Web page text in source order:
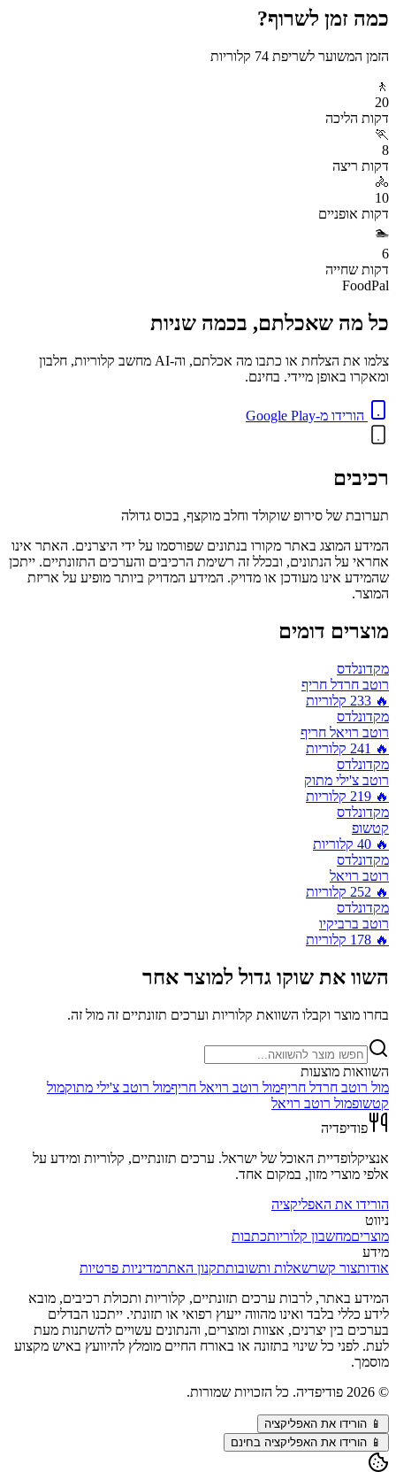
כמה זמן לשרוף?
הזמן המשוער לשריפת 74 קלוריות
🚶
20
דקות הליכה
🏃
8
דקות ריצה
🚴
10
דקות אופניים
🏊
6
דקות שחייה
FoodPal
כל מה שאכלתם, בכמה שניות
צלמו את הצלחת או כתבו מה אכלתם, וה-AI מחשב קלוריות, חלבון
ומאקרו באופן מיידי. בחינם.
הורידו מ-Google Play
רכיבים
תערובת של סירופ שוקולד וחלב מוקצף, בכוס גדולה
המידע המוצג באתר מקורו בנתונים שפורסמו על ידי היצרנים. האתר אינו
אחראי על הנתונים, ובכלל זה רשימת הרכיבים והערכים התזונתיים. ייתכן
שהמידע אינו מעודכן או מדויק. המידע המדויק ביותר מופיע על אריזת
המוצר.
מוצרים דומים
מקדונלדס
רוטב חרדל חריף
🔥
233 קלוריות
מקדונלדס
רוטב רויאל חריף
🔥
241 קלוריות
מקדונלדס
רוטב צ'ילי מתוק
🔥
219 קלוריות
מקדונלדס
קטשופ
🔥
40 קלוריות
מקדונלדס
רוטב רויאל
🔥
252 קלוריות
מקדונלדס
רוטב ברביקיו
🔥
178 קלוריות
השוו את שוקו גדוללמוצר אחר
בחרו מוצר וקבלו השוואת קלוריות וערכים תזונתיים זה מול זה.
השוואות מוצעות
מול רוטב חרדל חריףמול רוטב רויאל חריףמול רוטב צ'ילי מתוקמול
קטשופמול רוטב רויאל
פודיפדיה
אנציקלופדיית האוכל של ישראל. ערכים תזונתיים, קלוריות ומידע על
אלפי מוצרי מזון, במקום אחד.
הורידו את האפליקציה
ניווט
מוצריםמחשבון קלוריותכתבות
מידע
אודותצור קשרשאלות ותשובותתקנון האתרמדיניות פרטיות
המידע באתר, לרבות ערכים תזונתיים, קלוריות ותכולת רכיבים, מובא
לידע כללי בלבד ואינו מהווה ייעוץ רפואי או תזונתי. ייתכנו הבדלים
בערכים בין יצרנים, אצוות ומוצרים, והנתונים עשויים להשתנות מעת
לעת. לפני כל שינוי בתזונה או באורח החיים מומלץ להיוועץ באיש מקצוע
מוסמך.
©
2026 פודיפדיה. כל הזכויות שמורות.
📱 הורידו את האפליקציה
📱 הורידו את האפליקציה בחינם